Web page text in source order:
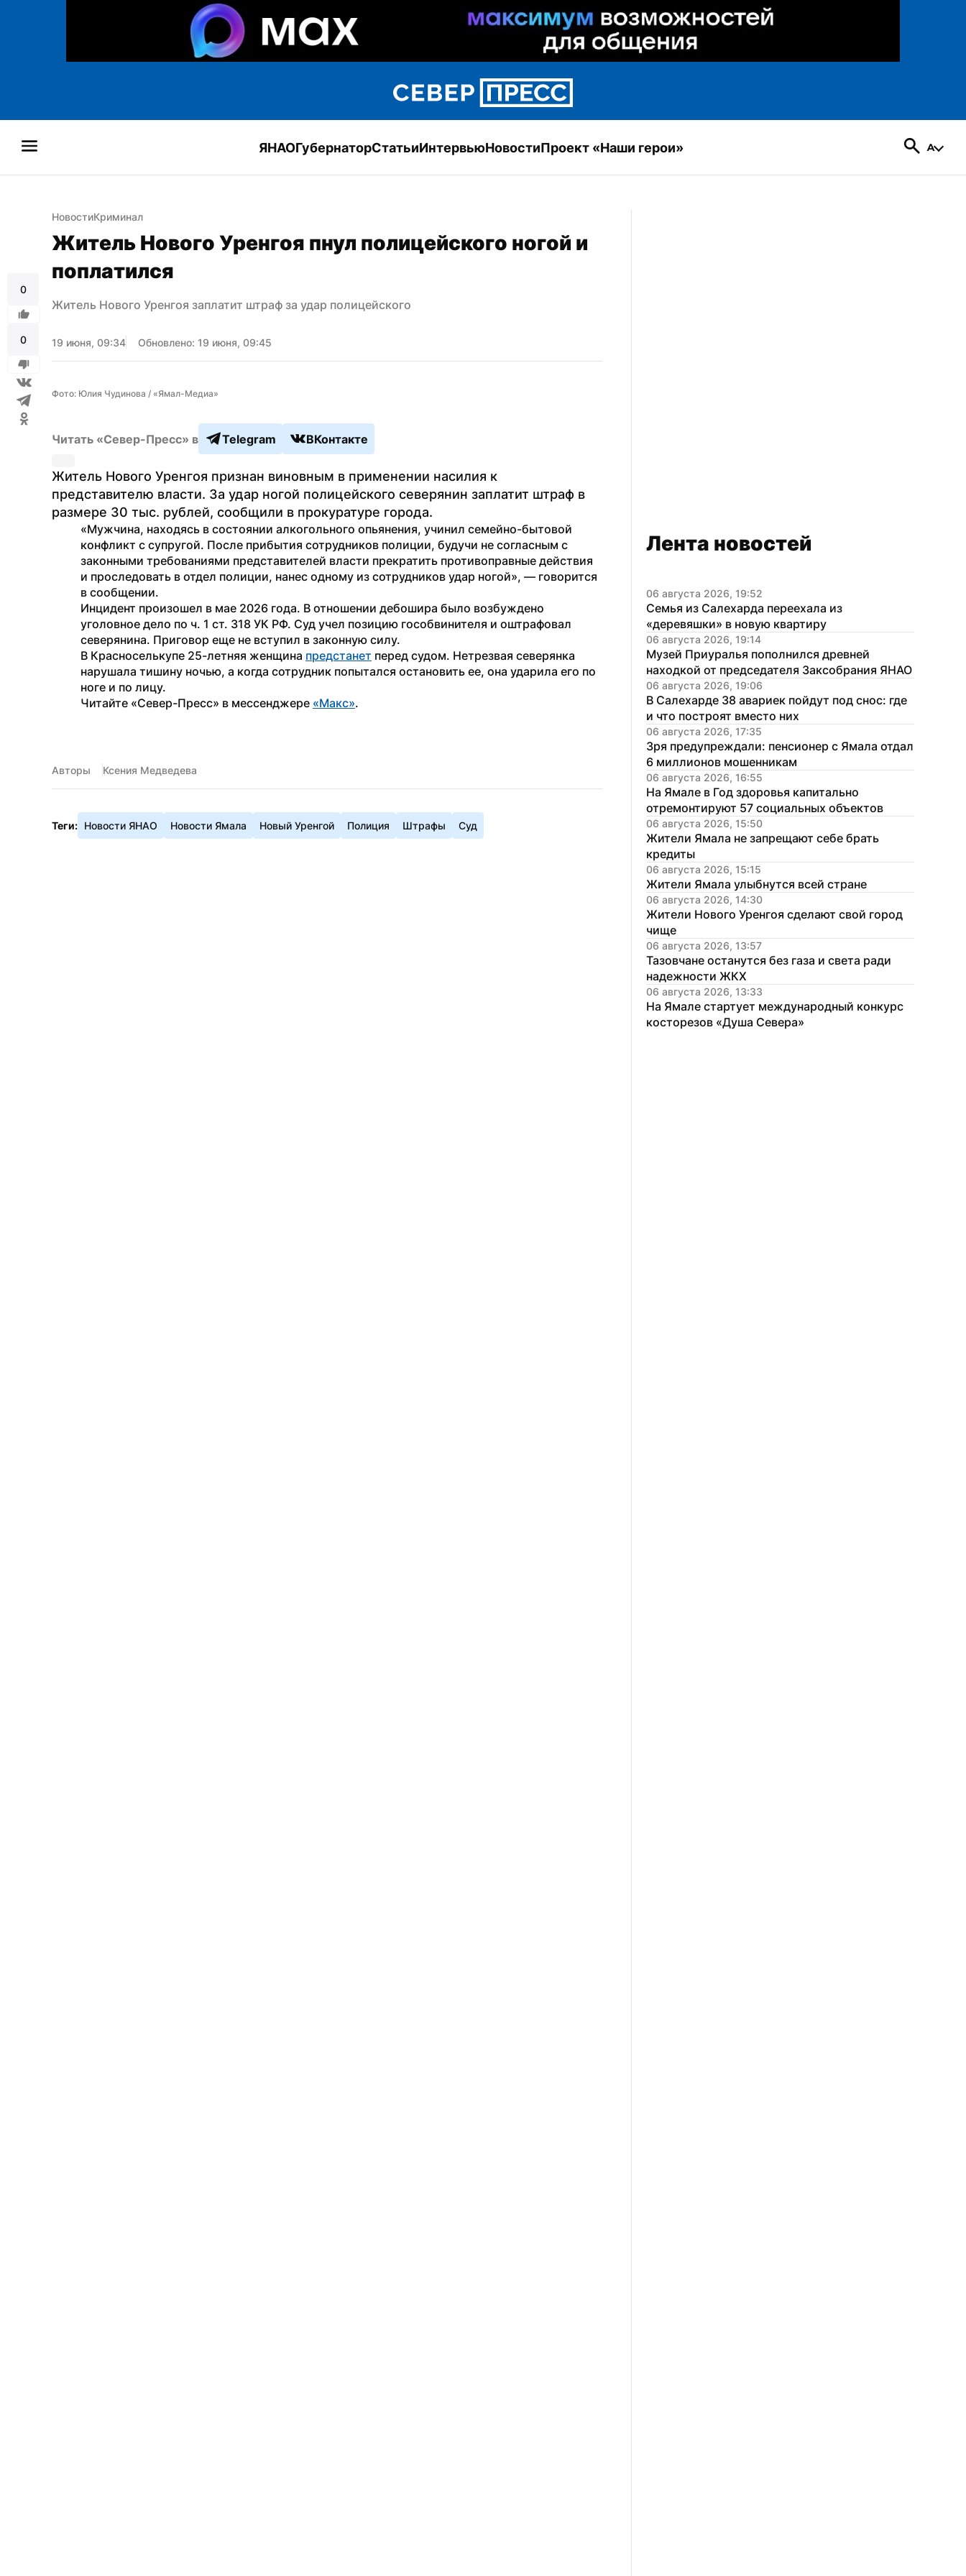
ЯНАОГубернаторСтатьиИнтервьюНовостиПроект «Наши герои»
0
0
НовостиКриминал
Житель Нового Уренгоя пнул полицейского ногой и
поплатился
Житель Нового Уренгоя заплатит штраф за удар полицейского
19 июня, 09:34 Обновлено: 19 июня, 09:45
Фото: Юлия Чудинова / «Ямал-Медиа»
Читать «Север-Пресс» в Telegram ВКонтакте
Житель Нового Уренгоя признан виновным в применении насилия к
представителю власти. За удар ногой полицейского северянин заплатит штраф в
размере 30 тыс. рублей, сообщили в прокуратуре города.
«Мужчина, находясь в состоянии алкогольного опьянения, учинил семейно-бытовой
конфликт с супругой. После прибытия сотрудников полиции, будучи не согласным с
законными требованиями представителей власти прекратить противоправные действия
и проследовать в отдел полиции, нанес одному из сотрудников удар ногой», — говорится
в сообщении.
Инцидент произошел в мае 2026 года. В отношении дебошира было возбуждено
уголовное дело по ч. 1 ст. 318 УК РФ. Суд учел позицию гособвинителя и оштрафовал
северянина. Приговор еще не вступил в законную силу.
В Красноселькупе 25-летняя женщина предстанет перед судом. Нетрезвая северянка
нарушала тишину ночью, а когда сотрудник попытался остановить ее, она ударила его по
ноге и по лицу.
Читайте «Север-Пресс» в мессенджере «Макс».
Авторы Ксения Медведева
Теги: Новости ЯНАО Новости Ямала Новый Уренгой Полиция Штрафы Суд
Лента новостей
06 августа 2026, 19:52
Семья из Салехарда переехала из
«деревяшки» в новую квартиру
06 августа 2026, 19:14
Музей Приуралья пополнился древней
находкой от председателя Заксобрания ЯНАО
06 августа 2026, 19:06
В Салехарде 38 авариек пойдут под снос: где
и что построят вместо них
06 августа 2026, 17:35
Зря предупреждали: пенсионер с Ямала отдал
6 миллионов мошенникам
06 августа 2026, 16:55
На Ямале в Год здоровья капитально
отремонтируют 57 социальных объектов
06 августа 2026, 15:50
Жители Ямала не запрещают себе брать
кредиты
06 августа 2026, 15:15
Жители Ямала улыбнутся всей стране
06 августа 2026, 14:30
Жители Нового Уренгоя сделают свой город
чище
06 августа 2026, 13:57
Тазовчане останутся без газа и света ради
надежности ЖКХ
06 августа 2026, 13:33
На Ямале стартует международный конкурс
косторезов «Душа Севера»